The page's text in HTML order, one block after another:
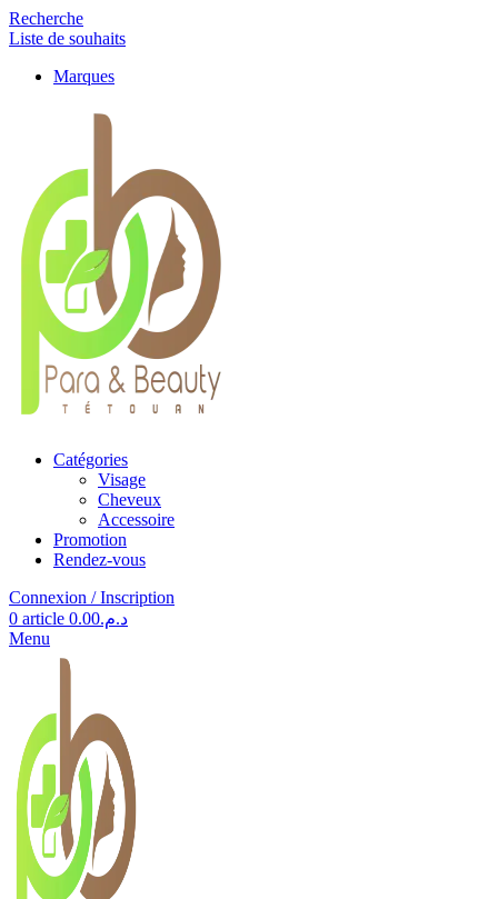
Recherche
Liste de souhaits
Marques
Catégories
Visage
Cheveux
Accessoire
Promotion
Rendez-vous
Connexion / Inscription
0 article د.م.0.00
Menu